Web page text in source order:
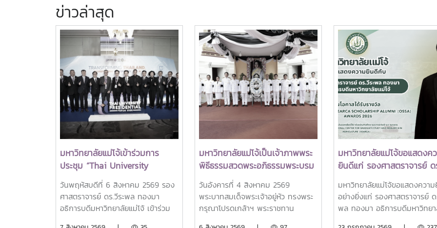
ข่าวล่าสุด
มหาวิทยาลัยแม่โจ้เข้าร่วมการ
ประชุม “Thai University
Presidential Forum 2026
วันพฤหัสบดีที่ 6 สิงหาคม 2569 รอง
ศาสตราจารย์ ดร.วีระพล ทองมา
อธิการบดีมหาวิทยาลัยแม่โจ้ เข้าร่วม
มหาวิทยาลัยแม่โจ้เป็นเจ้าภาพพระ
พิธีธรรมสวดพระอภิธรรมพระบรม
ศพสมเด็จพระนางเจ้าสิริกิติ์
พระบรมราชินีนาถ พระบรมราช
ชนนีพันปีหลวง พร้อมเข้ากราบ
ถวายบังคมพระศพ สมเด็จพระเจ้า
วันอังคารที่ 4 สิงหาคม 2569
พระบาทสมเด็จพระเจ้าอยู่หัว ทรงพระ
กรุณาโปรดเกล้าฯ พระราชทาน
มหาวิทยาลัยแม่โจ้ขอแสดงค
ยินดีแก่ รองศาสตราจารย์ ด
พล ทองมา อธิการบดีมหาวิ
แม่โจ้ ในโอกาสได้รับรางวัล
Outstanding SEARCA
มหาวิทยาลัยแม่โจ้ขอแสดงควา
อย่างยิ่งแก่ รองศาสตราจารย์ ด
พล ทองมา อธิการบดีมหาวิทย